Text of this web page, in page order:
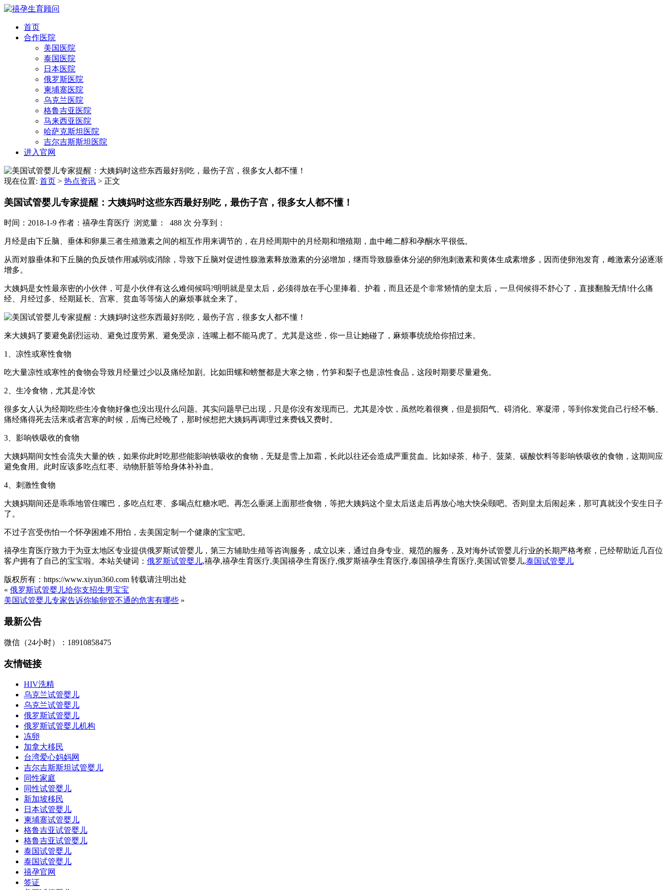
首页
合作医院
美国医院
泰国医院
日本医院
俄罗斯医院
柬埔寨医院
乌克兰医院
格鲁吉亚医院
马来西亚医院
哈萨克斯坦医院
吉尔吉斯斯坦医院
进入官网
现在位置: 首页 > 热点资讯 > 正文
美国试管婴儿专家提醒：大姨妈时这些东西最好别吃，最伤子宫，很多女人都不懂！
时间：2018-1-9 作者：禧孕生育医疗 浏览量： 488 次 分享到：
月经是由下丘脑、垂体和卵巢三者生殖激素之间的相互作用来调节的，在月经周期中的月经期和增殖期，血中雌二醇和孕酮水平很低。
从而对腺垂体和下丘脑的负反馈作用减弱或消除，导致下丘脑对促进性腺激素释放激素的分泌增加，继而导致腺垂体分泌的卵泡刺激素和黄体生成素增多，因而使卵泡发育，雌激素分泌逐渐
增多。
大姨妈是女性最亲密的小伙伴，可是小伙伴有这么难伺候吗?明明就是皇太后，必须得放在手心里捧着、护着，而且还是个非常矫情的皇太后，一旦伺候得不舒心了，直接翻脸无情!什么痛
经、月经过多、经期延长、宫寒、贫血等等恼人的麻烦事就全来了。
来大姨妈了要避免剧烈运动、避免过度劳累、避免受凉，连嘴上都不能马虎了。尤其是这些，你一旦让她碰了，麻烦事统统给你招过来。
1、凉性或寒性食物
吃大量凉性或寒性的食物会导致月经量过少以及痛经加剧。比如田螺和螃蟹都是大寒之物，竹笋和梨子也是凉性食品，这段时期要尽量避免。
2、生冷食物，尤其是冷饮
很多女人认为经期吃些生冷食物好像也没出现什么问题。其实问题早已出现，只是你没有发现而已。尤其是冷饮，虽然吃着很爽，但是损阳气、碍消化、寒凝滞，等到你发觉自己行经不畅、
痛经痛得死去活来或者宫寒的时候，后悔已经晚了，那时候想把大姨妈再调理过来费钱又费时。
3、影响铁吸收的食物
大姨妈期间女性会流失大量的铁，如果你此时吃那些能影响铁吸收的食物，无疑是雪上加霜，长此以往还会造成严重贫血。比如绿茶、柿子、菠菜、碳酸饮料等影响铁吸收的食物，这期间应
避免食用。此时应该多吃点红枣、动物肝脏等给身体补补血。
4、刺激性食物
大姨妈期间还是乖乖地管住嘴巴，多吃点红枣、多喝点红糖水吧。再怎么垂涎上面那些食物，等把大姨妈这个皇太后送走后再放心地大快朵颐吧。否则皇太后闹起来，那可真就没个安生日子
了。
不过子宫受伤怕一个怀孕困难不用怕，去美国定制一个健康的宝宝吧。
禧孕生育医疗致力于为亚太地区专业提供俄罗斯试管婴儿，第三方辅助生殖等咨询服务，成立以来，通过自身专业、规范的服务，及对海外试管婴儿行业的长期严格考察，已经帮助近几百位
客户拥有了自己的宝宝啦。本站关键词： 俄罗斯试管婴儿,禧孕,禧孕生育医疗,美国禧孕生育医疗,俄罗斯禧孕生育医疗,泰国禧孕生育医疗,美国试管婴儿,泰国试管婴儿
版权所有：https://www.xiyun360.com 转载请注明出处
« 俄罗斯试管婴儿给你支招生男宝宝
美国试管婴儿专家告诉你输卵管不通的危害有哪些 »
最新公告
微信（24小时）：18910858475
友情链接
HIV洗精
乌克兰试管婴儿
乌克兰试管婴儿
俄罗斯试管婴儿
俄罗斯试管婴儿机构
冻卵
加拿大移民
台湾爱心妈妈网
吉尔吉斯斯坦试管婴儿
同性家庭
同性试管婴儿
新加坡移民
日本试管婴儿
柬埔寨试管婴儿
格鲁吉亚试管婴儿
格鲁吉亚试管婴儿
泰国试管婴儿
泰国试管婴儿
禧孕官网
签证